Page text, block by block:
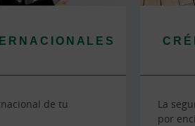
de tu
La
por